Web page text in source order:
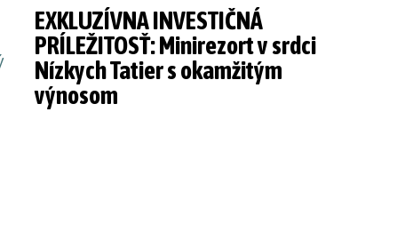
EXKLUZÍVNA INVESTIČNÁ
PRÍLEŽITOSŤ: Minirezort v srdci
Nízkych Tatier s okamžitým
výnosom